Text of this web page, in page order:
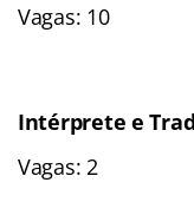
Vagas: 10
Intérprete e
Vagas: 2